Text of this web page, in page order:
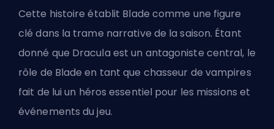
Cette histoire établit Blade comme une figure
clé dans la trame narrative de la saison. Étant
donné que Dracula est un antagoniste central, le
rôle de Blade en tant que chasseur de vampires
fait de lui un héros essentiel pour les missions et
événements du jeu.